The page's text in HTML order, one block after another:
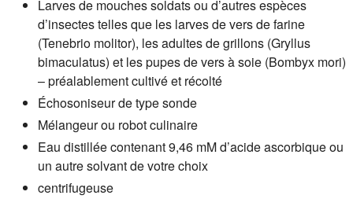
Larves de mouches soldats ou d’autres espèces
d’insectes telles que les larves de vers de farine
(Tenebrio molitor), les adultes de grillons (Gryllus
bimaculatus) et les pupes de vers à soie (Bombyx mori)
– préalablement cultivé et récolté
Échosoniseur de type sonde
Mélangeur ou robot culinaire
Eau distillée contenant 9,46 mM d’acide ascorbique ou
un autre solvant de votre choix
centrifugeuse